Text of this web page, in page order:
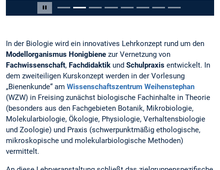
Pause carousel
Slide 2 of 8
In der Biologie wird ein innovatives Lehrkonzept rund um den
Modellorganismus Honigbiene zur Vernetzung von
Fachwissenschaft, Fachdidaktik und Schulpraxis entwickelt. In
dem zweiteiligen Kurskonzept werden in der Vorlesung
„Bienenkunde“ am Wissenschaftszentrum Weihenstephan
(WZW) in Freising zunächst biologische Fachinhalte in Theorie
(besonders aus den Fachgebieten Botanik, Mikrobiologie,
Molekularbiologie, Ökologie, Physiologie, Verhaltensbiologie
und Zoologie) und Praxis (schwerpunktmäßig ethologische,
mikroskopische und molekularbiologische Methoden)
vermittelt.